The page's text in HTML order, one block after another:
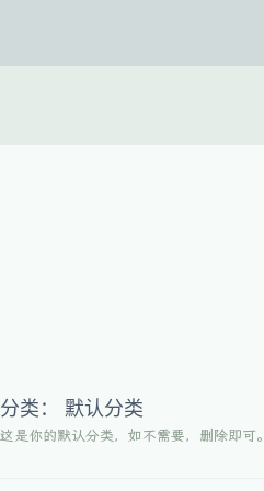
分类： 默认分类
这是你的默认分类，如不需要，删除即可。